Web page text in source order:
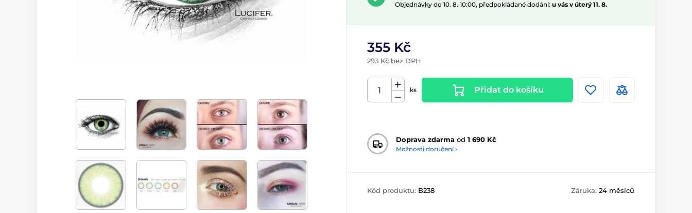
Objednávky do 10. 8. 10:00, předpokládané dodání: u vás v úterý 11. 8.
355 Kč
293 Kč bez DPH
ks Přidat do košíku
Doprava zdarma od 1 690 Kč
Možnosti doručení ›
Kód produktu: B238 Záruka: 24 měsíců